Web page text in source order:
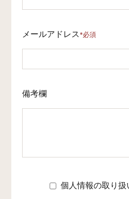
メールアドレス*必須
備考欄
個人情報の取り扱